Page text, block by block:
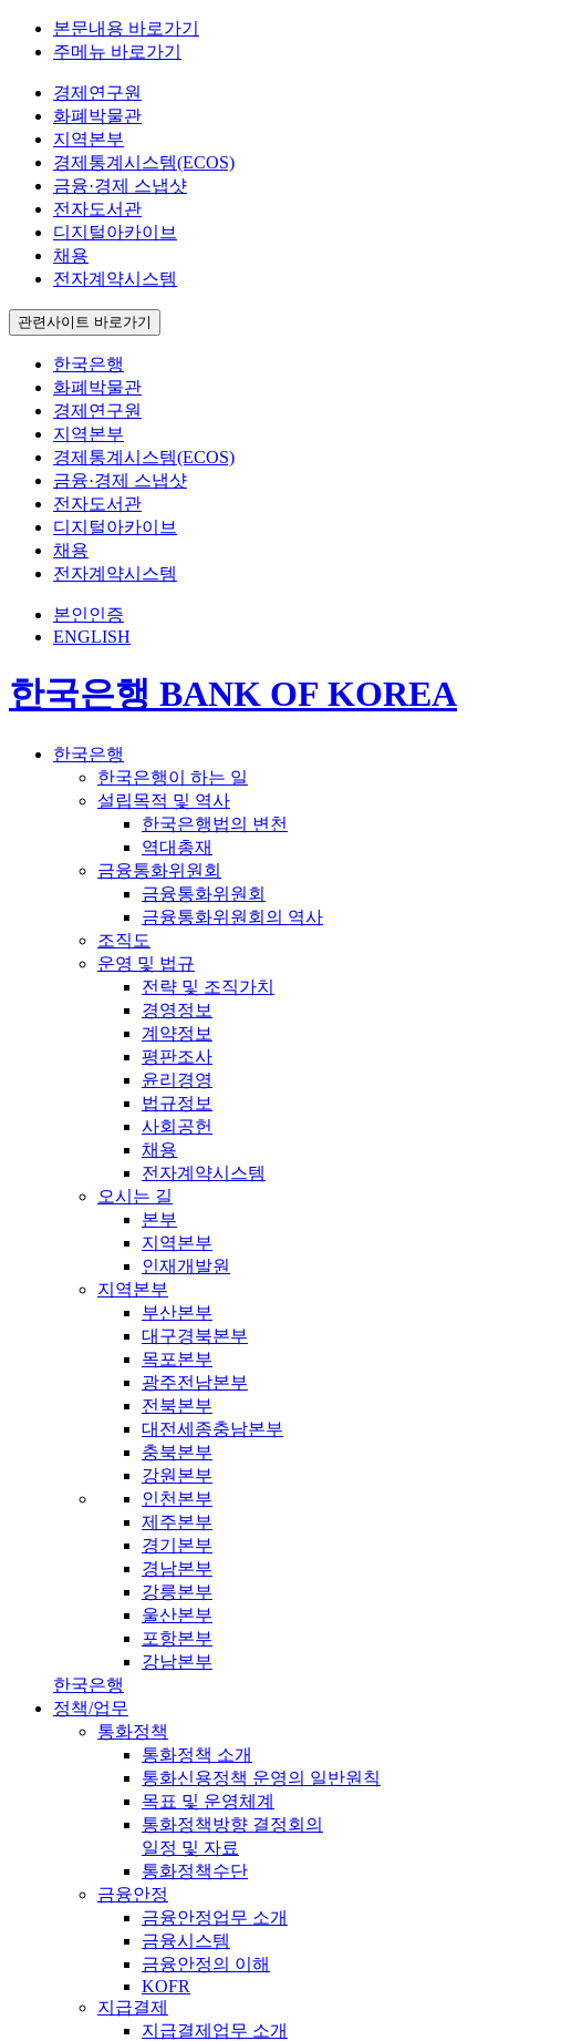
본문내용 바로가기
주메뉴 바로가기
경제연구원
화폐박물관
지역본부
경제통계시스템(ECOS)
금융·경제 스냅샷
전자도서관
디지털아카이브
채용
전자계약시스템
관련사이트 바로가기
한국은행
화폐박물관
경제연구원
지역본부
경제통계시스템(ECOS)
금융·경제 스냅샷
전자도서관
디지털아카이브
채용
전자계약시스템
본인인증
ENGLISH
한국은행 BANK OF KOREA
한국은행
한국은행이 하는 일
설립목적 및 역사
한국은행법의 변천
역대총재
금융통화위원회
금융통화위원회
금융통화위원회의 역사
조직도
운영 및 법규
전략 및 조직가치
경영정보
계약정보
평판조사
윤리경영
법규정보
사회공헌
채용
전자계약시스템
오시는 길
본부
지역본부
인재개발원
지역본부
부산본부
대구경북본부
목포본부
광주전남본부
전북본부
대전세종충남본부
충북본부
강원본부
인천본부
제주본부
경기본부
경남본부
강릉본부
울산본부
포항본부
강남본부
한국은행
정책/업무
통화정책
통화정책 소개
통화신용정책 운영의 일반원칙
목표 및 운영체계
통화정책방향 결정회의
일정 및 자료
통화정책수단
금융안정
금융안정업무 소개
금융시스템
금융안정의 이해
KOFR
지급결제
지급결제업무 소개